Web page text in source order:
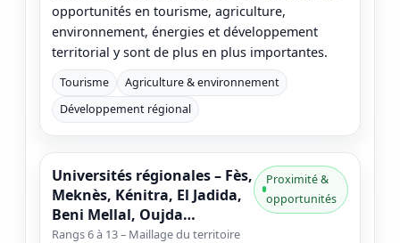
opportunités en tourisme, agriculture,
environnement, énergies et développement
territorial y sont de plus en plus importantes.
Tourisme
Agriculture & environnement
Développement régional
Universités régionales – Fès,
Meknès, Kénitra, El Jadida,
Beni Mellal, Oujda…
Rangs 6 à 13 – Maillage du territoire
Proximité &
opportunités